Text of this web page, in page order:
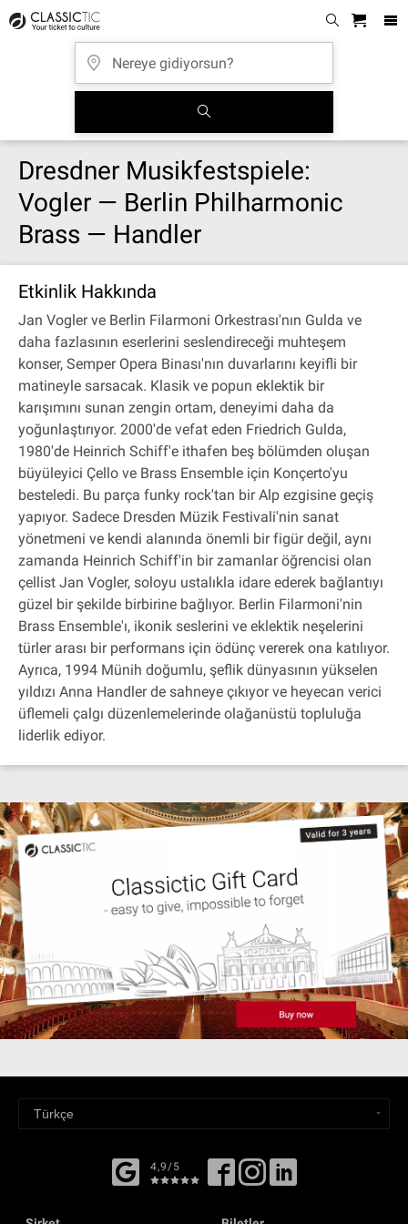
Dresdner Musikfestspiele:
Vogler — Berlin Philharmonic
Brass — Handler
Etkinlik Hakkında
Jan Vogler ve Berlin Filarmoni Orkestrası'nın Gulda ve
daha fazlasının eserlerini seslendireceği muhteşem
konser, Semper Opera Binası'nın duvarlarını keyifli bir
matineyle sarsacak. Klasik ve popun eklektik bir
karışımını sunan zengin ortam, deneyimi daha da
yoğunlaştırıyor. 2000'de vefat eden Friedrich Gulda,
1980'de Heinrich Schiff'e ithafen beş bölümden oluşan
büyüleyici Çello ve Brass Ensemble için Konçerto'yu
besteledi. Bu parça funky rock'tan bir Alp ezgisine geçiş
yapıyor. Sadece Dresden Müzik Festivali'nin sanat
yönetmeni ve kendi alanında önemli bir figür değil, aynı
zamanda Heinrich Schiff'in bir zamanlar öğrencisi olan
çellist Jan Vogler, soloyu ustalıkla idare ederek bağlantıyı
güzel bir şekilde birbirine bağlıyor. Berlin Filarmoni'nin
Brass Ensemble'ı, ikonik seslerini ve eklektik neşelerini
türler arası bir performans için ödünç vererek ona katılıyor.
Ayrıca, 1994 Münih doğumlu, şeflik dünyasının yükselen
yıldızı Anna Handler de sahneye çıkıyor ve heyecan verici
üflemeli çalgı düzenlemelerinde olağanüstü topluluğa
liderlik ediyor.
4,9/5